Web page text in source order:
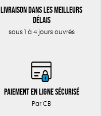
Livraison dans les meilleurs
délais
sous 1 à 4 jours ouvrés
Paiement en ligne sécurisé
Par CB